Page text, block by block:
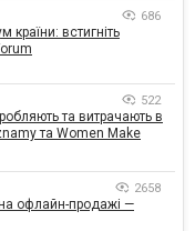
686
країни: встигніть
522
та витрачають в
та Women Make
2658
офлайн-продажі —